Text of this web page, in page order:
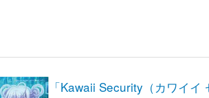
「Kawaii Security（カワイイ